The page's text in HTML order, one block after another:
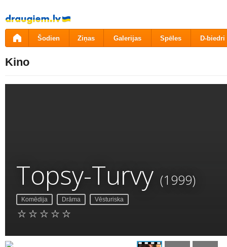
Pāriet
uz
saturu
Šodien Ziņas Galerijas Spēles D-biedri
Kino
Topsy-Turvy (1999)
Komēdija Drāma Vēsturiska